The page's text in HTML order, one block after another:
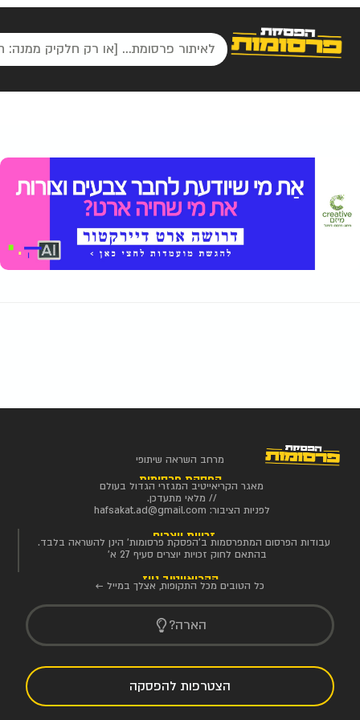
מרחב השראה שיתופי
הפסקת פרסומות
מאגר הקריאייטיב המגזרי הגדול בעולם
// מלאי מתעדכן.
לפניות הציבור: hafsakat.ad@gmail.com
זכויות יוצרים
עבודות הפרסום המתפרסמות ב'הפסקת פרסומות' הינן להשראה בלבד.
בהתאם לחוק זכויות יוצרים סעיף 27 א'
הקריאייטיב ניוז
כל הטובים מכל התקופות, אצלך במייל ←
הארה?
הצטרפות להפסקה